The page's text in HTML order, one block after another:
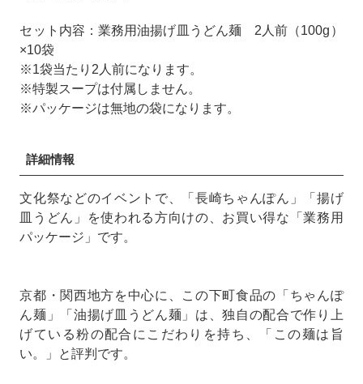
セット内容：業務用油揚げ皿うどん麺 2人前（100g）
×10袋
※1袋当たり2人前になります。
※特製スープは付属しません。
※パッケージは無地の袋になります。
詳細情報
文化祭などのイベントで、「長崎ちゃんぽん」「揚げ
皿うどん」を使われる方向けの、お買い得な「業務用
パッケージ」です。
京都・関西地方を中心に、この下町食品の「ちゃんぽ
ん麺」「油揚げ皿うどん麺」は、独自の配合で作り上
げている粉の配合にこだわりを持ち、「この麺は旨
い。」と評判です。